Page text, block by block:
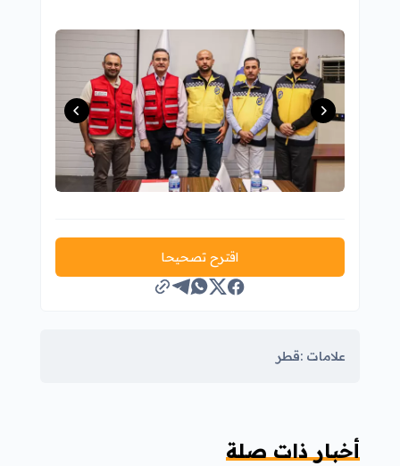
اقترح تصحيحا
علامات :قطر
أخبار ذات صلة